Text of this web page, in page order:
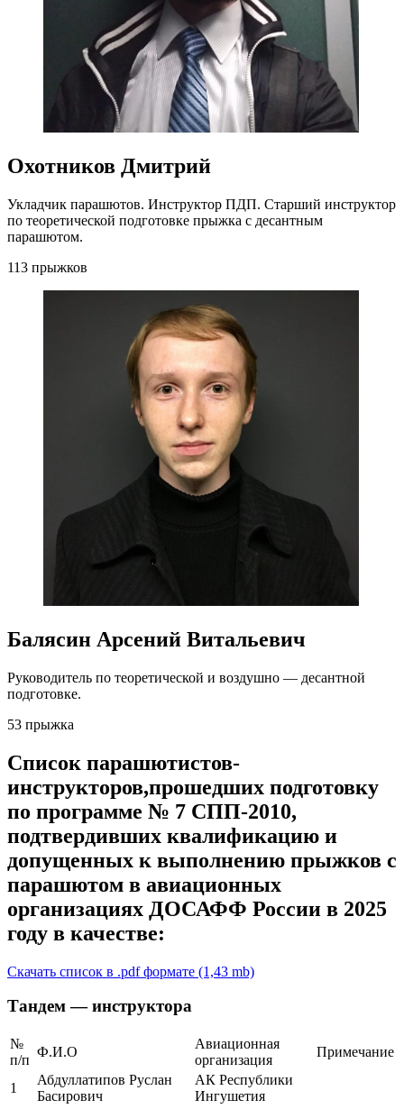
Охотников Дмитрий
Укладчик парашютов. Инструктор ПДП. Старший инструктор
по теоретической подготовке прыжка с десантным
парашютом.
113 прыжков
Балясин Арсений Витальевич
Руководитель по теоретической и воздушно — десантной
подготовке.
53 прыжкa
Список парашютистов-
инструкторов,прошедших подготовку
по программе № 7 СПП-2010,
подтвердивших квалификацию и
допущенных к выполнению прыжков с
парашютом в авиационных
организациях ДОСАФФ России в 2025
году в качестве:
Скачать список в .pdf формате (1,43 mb)
Тандем — инструктора
№
п/п
Ф.И.О
Авиационная
организация
Примечание
1
Абдуллатипов Руслан
Басирович
АК Республики
Ингушетия